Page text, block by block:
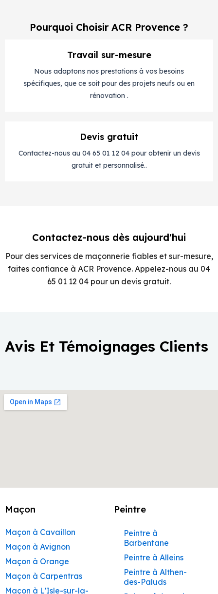
Pourquoi Choisir ACR Provence ?
Travail sur-mesure
Nous adaptons nos prestations à vos besoins
spécifiques, que ce soit pour des projets neufs ou en
rénovation .
Devis gratuit
Contactez-nous au 04 65 01 12 04 pour obtenir un devis
gratuit et personnalisé..
Contactez-nous dès aujourd'hui
Pour des services de maçonnerie fiables et sur-mesure,
faites confiance à ACR Provence. Appelez-nous au 04
65 01 12 04 pour un devis gratuit.
Avis Et Témoignages Clients
Maçon
Maçon à Cavaillon
Maçon à Avignon
Maçon à Orange
Maçon à Carpentras
Maçon à L'Isle-sur-la-
Peintre
Peintre à
Barbentane
Peintre à Alleins
Peintre à Althen-
des-Paluds